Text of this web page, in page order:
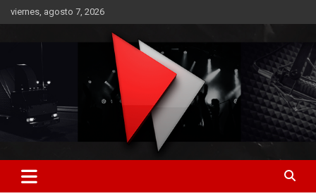
Saltar
al
viernes, agosto 7, 2026
RO CONTENIDOS